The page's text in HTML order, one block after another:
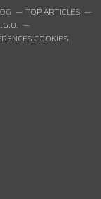
TOP ARTICLES
COOKIES